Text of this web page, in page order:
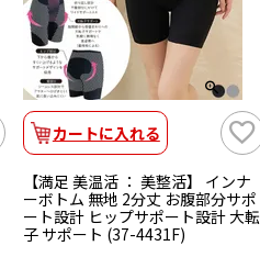
カートに入れる
【満足 美温活 ： 美整活】 インナ
ーボトム 無地 2分丈 お腹部分サポ
ート設計 ヒップサポート設計 大転
子 サポート (37-4431F)